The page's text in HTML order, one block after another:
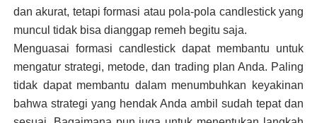
dan akurat, tetapi formasi atau pola-pola candlestick yang
muncul tidak bisa dianggap remeh begitu saja.
Menguasai formasi candlestick dapat membantu untuk
mengatur strategi, metode, dan trading plan Anda. Paling
tidak dapat membantu dalam menumbuhkan keyakinan
bahwa strategi yang hendak Anda ambil sudah tepat dan